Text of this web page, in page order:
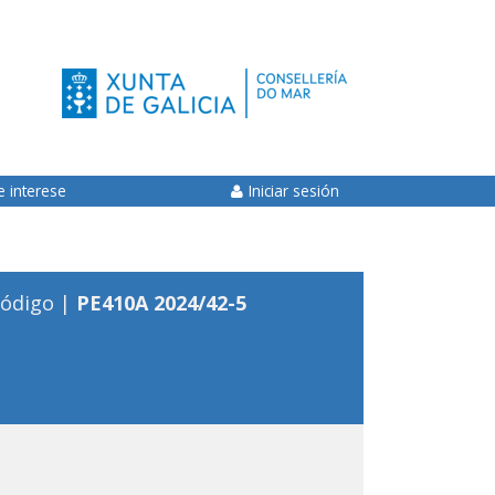
interese Iniciar sesión
| PE410A 2024/42-5